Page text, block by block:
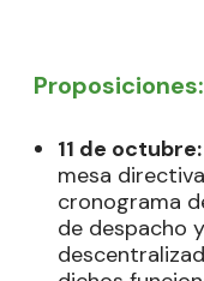
Proposiciones:
11 de octubre:
mesa
cronograma
de despacho